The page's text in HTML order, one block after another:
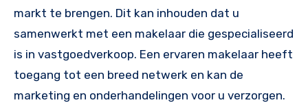
markt te brengen. Dit kan inhouden dat u
samenwerkt met een makelaar die gespecialiseerd
is in vastgoedverkoop. Een ervaren makelaar heeft
toegang tot een breed netwerk en kan de
marketing en onderhandelingen voor u verzorgen.